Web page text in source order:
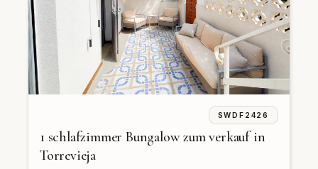
SWDF2426
1 schlafzimmer Bungalow zum verkauf in
Torrevieja